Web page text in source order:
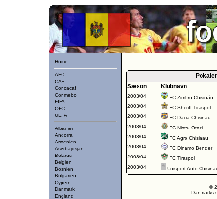
Home
AFC
CAF
Concacaf
Conmebol
FIFA
OFC
UEFA
Albanien
Andorra
Armenien
Aserbajdsjan
Belarus
Belgien
Bosnien
Bulgarien
Cypern
Danmark
England
Sæson
Klubnavn
2003/04
FC Zimbru Chișinău
2003/04
FC Sheriff Tiraspol
2003/04
FC Dacia Chisinau
2003/04
FC Nistru Otaci
2003/04
FC Agro Chisinau
2003/04
FC Dinamo Bender
2003/04
FC Tiraspol
2003/04
Unisport-Auto
©
Danmarks